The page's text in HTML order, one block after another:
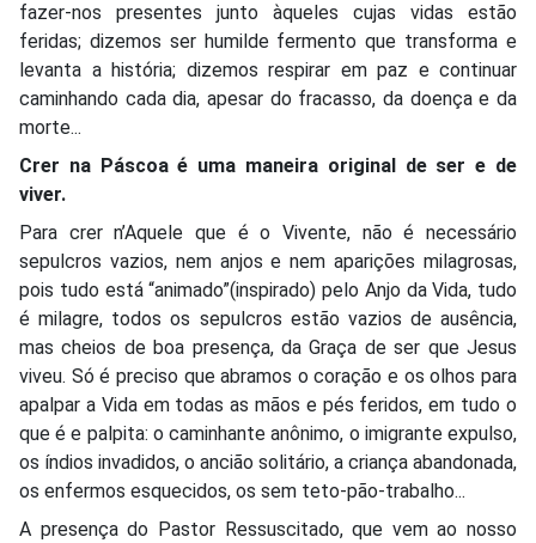
fazer-nos presentes junto àqueles cujas vidas estão
feridas; dizemos ser humilde fermento que transforma e
levanta a história; dizemos respirar em paz e continuar
caminhando cada dia, apesar do fracasso, da doença e da
morte...
Crer na Páscoa é uma maneira original de ser e de
viver.
Para crer n’Aquele que é o Vivente, não é necessário
sepulcros vazios, nem anjos e nem aparições milagrosas,
pois tudo está “animado”(inspirado) pelo Anjo da Vida, tudo
é milagre, todos os sepulcros estão vazios de ausência,
mas cheios de boa presença, da Graça de ser que Jesus
viveu. Só é preciso que abramos o coração e os olhos para
apalpar a Vida em todas as mãos e pés feridos, em tudo o
que é e palpita: o caminhante anônimo, o imigrante expulso,
os índios invadidos, o ancião solitário, a criança abandonada,
os enfermos esquecidos, os sem teto-pão-trabalho...
A presença do Pastor Ressuscitado, que vem ao nosso